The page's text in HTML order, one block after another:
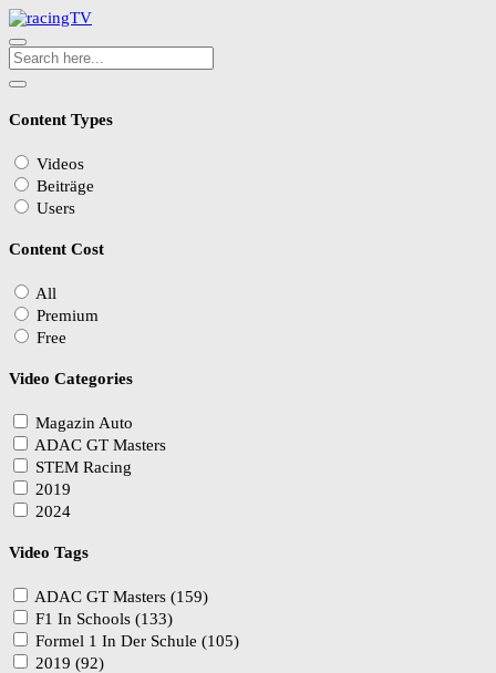
Content Types
Videos
Beiträge
Users
Content Cost
All
Premium
Free
Video Categories
Magazin Auto
ADAC GT Masters
STEM Racing
2019
2024
Video Tags
ADAC GT Masters (159)
F1 In Schools (133)
Formel 1 In Der Schule (105)
2019 (92)